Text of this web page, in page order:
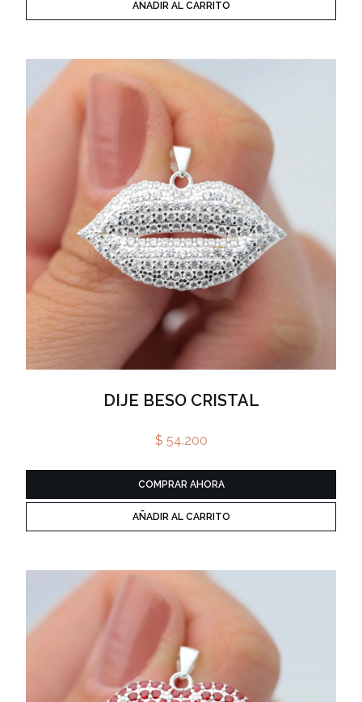
AÑADIR AL CARRITO
DIJE BESO CRISTAL
$ 54.200
COMPRAR AHORA
AÑADIR AL CARRITO